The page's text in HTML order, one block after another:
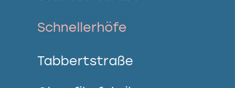
Schnellerhöfe
Tabbertstraße